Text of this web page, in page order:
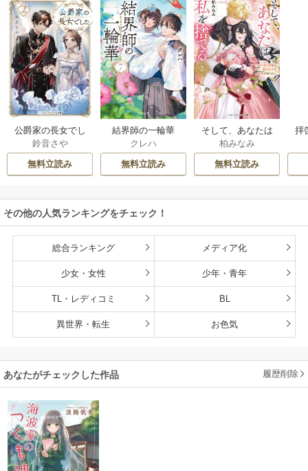
公爵家の長女でし
た
鈴音さや
無料立読み
結界師の一輪華
クレハ
無料立読み
そして、あなたは
私を捨てる
柏みなみ
無料立読み
拝
その他の人気ランキングをチェック！
総合ランキング メディア化
少女・女性 少年・青年
TL・レディコミ BL
異世界・転生 お色気
あなたがチェックした作品 履歴削除